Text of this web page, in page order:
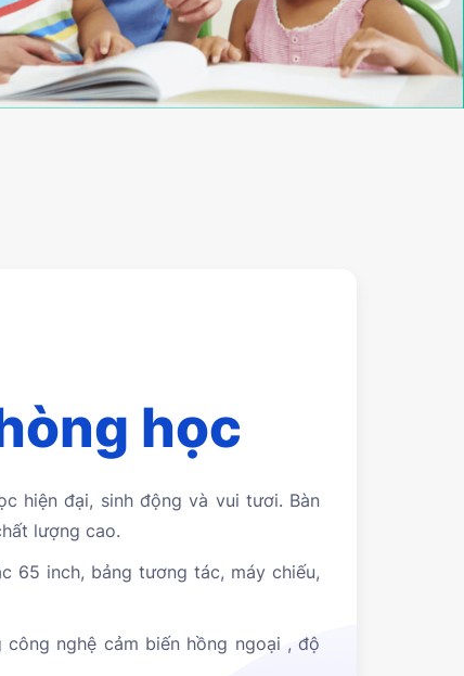
học
hiện đại, sinh động và vui tươi. Bàn
lượng cao.
65 inch, bảng tương tác, máy chiếu,
công nghệ cảm biến hồng ngoại , độ